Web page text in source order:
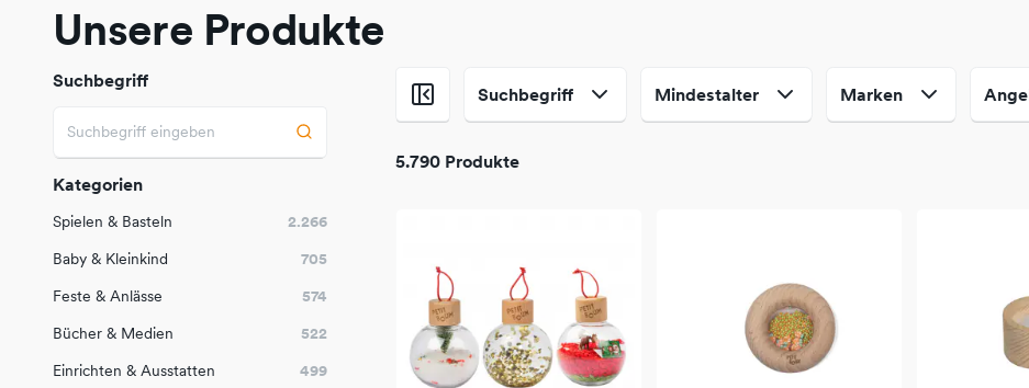
Unsere Produkte
Suchbegriff
Kategorien
Spielen & Basteln
2.266
Baby & Kleinkind
705
Feste & Anlässe
574
Bücher & Medien
522
Einrichten & Ausstatten
499
Suchbegriff Mindestalter Marken
5.790 Produkte